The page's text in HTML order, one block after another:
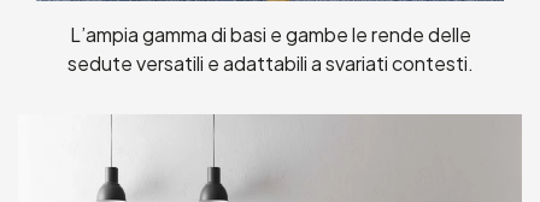
L’ampia gamma di basi e gambe le rende delle
sedute versatili e adattabili a svariati contesti.